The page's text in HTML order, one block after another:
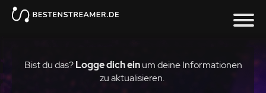
Bist du das? Logge dich ein um deine Informationen
zu aktualisieren.